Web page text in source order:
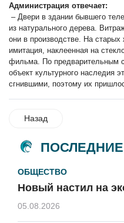
Администрация отвечает:
– Двери в здании бывшего
из натурального дерева.
они в производстве. На
имитация, наклеенная на
фильма. По предварительным
объект культурного наследия
сгнившими, поэтому их
Назад
ОБЩЕСТВО
Новый настил на
05.08.2026